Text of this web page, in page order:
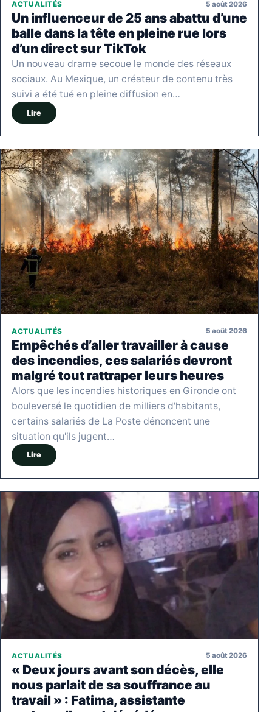
ACTUALITÉS 5 août 2026
Un influenceur de 25 ans abattu d’une
balle dans la tête en pleine rue lors
d’un direct sur TikTok
Un nouveau drame secoue le monde des réseaux
sociaux. Au Mexique, un créateur de contenu très
suivi a été tué en pleine diffusion en…
Lire
ACTUALITÉS 5 août 2026
Empêchés d’aller travailler à cause
des incendies, ces salariés devront
malgré tout rattraper leurs heures
Alors que les incendies historiques en Gironde ont
bouleversé le quotidien de milliers d'habitants,
certains salariés de La Poste dénoncent une
situation qu'ils jugent…
Lire
ACTUALITÉS 5 août 2026
« Deux jours avant son décès, elle
nous parlait de sa souffrance au
travail » : Fatima, assistante